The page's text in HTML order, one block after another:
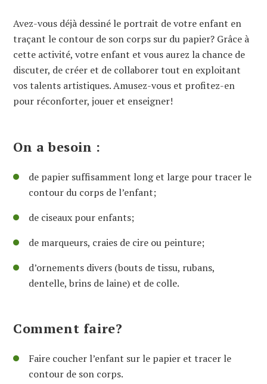
Avez-vous déjà dessiné le portrait de votre enfant en
traçant le contour de son corps sur du papier? Grâce à
cette activité, votre enfant et vous aurez la chance de
discuter, de créer et de collaborer tout en exploitant
vos talents artistiques. Amusez-vous et profitez-en
pour réconforter, jouer et enseigner!
On a besoin :
de papier suffisamment long et large pour tracer le
contour du corps de l’enfant;
de ciseaux pour enfants;
de marqueurs, craies de cire ou peinture;
d’ornements divers (bouts de tissu, rubans,
dentelle, brins de laine) et de colle.
Comment faire?
Faire coucher l’enfant sur le papier et tracer le
contour de son corps.